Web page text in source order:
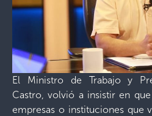
El Ministro de Trabajo y
Castro, volvió a insistir en
empresas o instituciones que